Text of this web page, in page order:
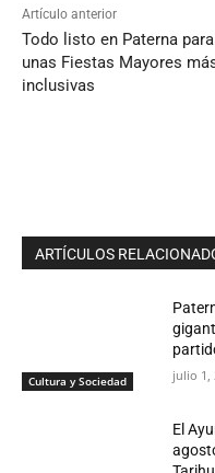
Artículo anterior
Todo listo en Paterna para
unas Fiestas Mayores
inclusivas
ARTÍCULOS
Cultura y Sociedad julio 1,
El